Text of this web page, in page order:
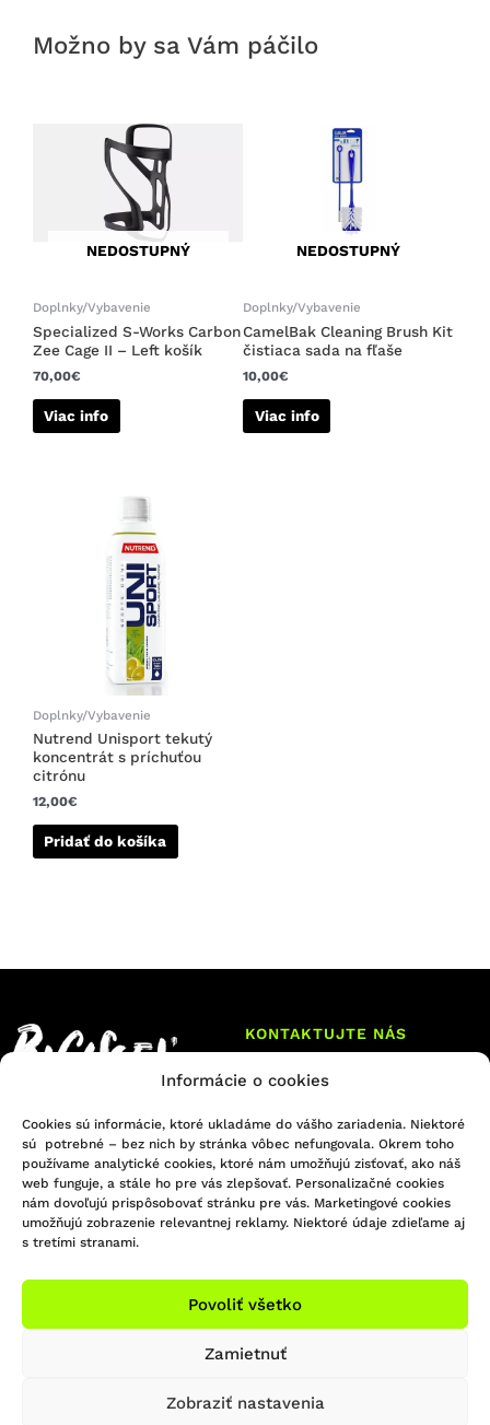
Informácie o cookies
Cookies sú informácie, ktoré ukladáme do vášho zariadenia. Niektoré
sú potrebné – bez nich by stránka vôbec nefungovala. Okrem toho
používame analytické cookies, ktoré nám umožňujú zisťovať, ako náš
web funguje, a stále ho pre vás zlepšovať. Personalizačné cookies
nám dovoľujú prispôsobovať stránku pre vás. Marketingové cookies
umožňujú zobrazenie relevantnej reklamy. Niektoré údaje zdieľame aj
s tretími stranami.
Povoliť všetko
Zamietnuť
Zobraziť nastavenia
Možno by sa Vám páčilo
NEDOSTUPNÝ
Doplnky/Vybavenie
Specialized S-Works Carbon
Zee Cage II – Left košík
70,00€
Viac info
NEDOSTUPNÝ
Doplnky/Vybavenie
CamelBak Cleaning Brush Kit
čistiaca sada na fľaše
10,00€
Viac info
Doplnky/Vybavenie
Nutrend Unisport tekutý
koncentrát s príchuťou
citrónu
12,00€
Pridať do košíka
Sledujte nás na Facebooku
Sledujte nás na Instagrame
KONTAKTUJTE NÁS
Infolinka/Predajňa:
bicigel@bicigel.sk
servis@bicigel.sk
Kpt. Nálepku 2
Obchodné podmienky